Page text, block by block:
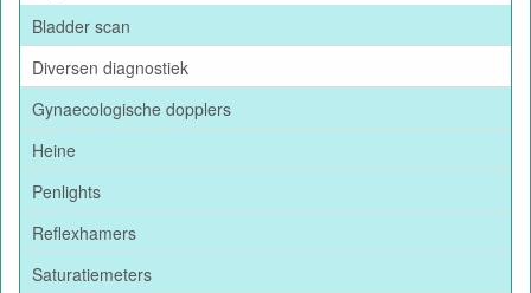
Bladder scan
Diversen diagnostiek
Gynaecologische dopplers
Heine
Penlights
Reflexhamers
Saturatiemeters